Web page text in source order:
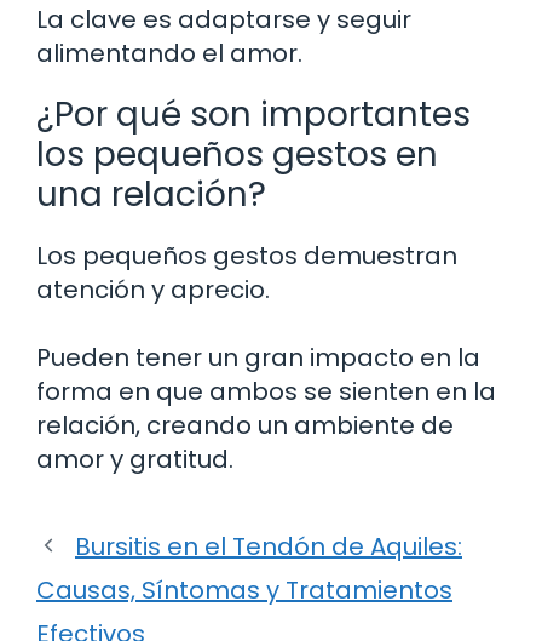
La clave es adaptarse y seguir
alimentando el amor.
¿Por qué son importantes
los pequeños gestos en
una relación?
Los pequeños gestos demuestran
atención y aprecio.
Pueden tener un gran impacto en la
forma en que ambos se sienten en la
relación, creando un ambiente de
amor y gratitud.
Bursitis en el Tendón de Aquiles:
Causas, Síntomas y Tratamientos
Efectivos